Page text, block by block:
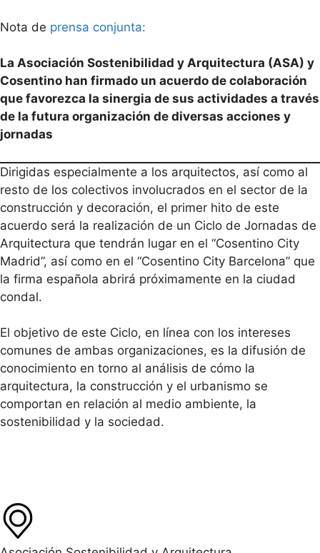
Nota de prensa conjunta:
La Asociación Sostenibilidad y Arquitectura (ASA) y
Cosentino han firmado un acuerdo de colaboración
que favorezca la sinergia de sus actividades a través
de la futura organización de diversas acciones y
jornadas
Dirigidas especialmente a los arquitectos, así como al
resto de los colectivos involucrados en el sector de la
construcción y decoración, el primer hito de este
acuerdo será la realización de un Ciclo de Jornadas de
Arquitectura que tendrán lugar en el “Cosentino City
Madrid”, así como en el “Cosentino City Barcelona” que
la firma española abrirá próximamente en la ciudad
condal.
El objetivo de este Ciclo, en línea con los intereses
comunes de ambas organizaciones, es la difusión de
conocimiento en torno al análisis de cómo la
arquitectura, la construcción y el urbanismo se
comportan en relación al medio ambiente, la
sostenibilidad y la sociedad.